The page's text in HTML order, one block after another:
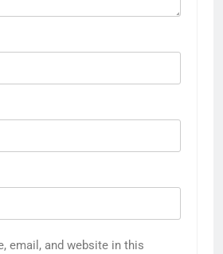
email, and website in this